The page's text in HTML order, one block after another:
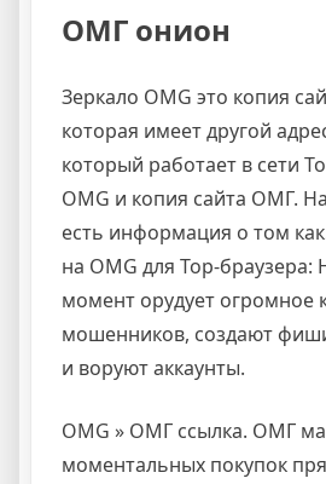
ОМГ онион
Зеркало OMG это копия
которая имеет другой
который работает в сети
OMG и копия сайта ОМГ.
есть информация о том
на OMG для Тор-браузера:
момент орудует огромное
мошенников, создают
и воруют аккаунты.
OMG » ОМГ ссылка. ОМГ
моментальных покупок